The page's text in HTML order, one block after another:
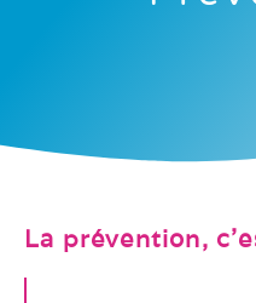
La prévention,